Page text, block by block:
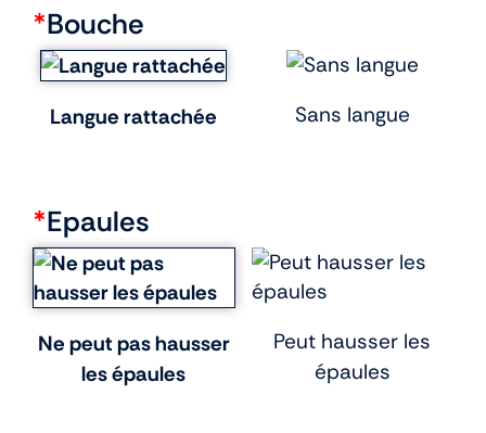
*Bouche
Langue rattachée Sans langue
*Epaules
Ne peut pas hausser
les épaules
Peut hausser les
épaules